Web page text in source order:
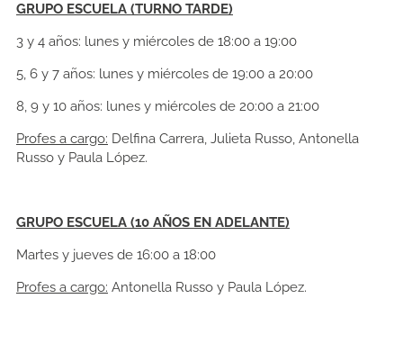
GRUPO ESCUELA (TURNO TARDE)
3 y 4 años: lunes y miércoles de 18:00 a 19:00
5, 6 y 7 años: lunes y miércoles de 19:00 a 20:00
8, 9 y 10 años: lunes y miércoles de 20:00 a 21:00
Profes a cargo: Delfina Carrera, Julieta Russo, Antonella
Russo y Paula López.
GRUPO ESCUELA (10 AÑOS EN ADELANTE)
Martes y jueves de 16:00 a 18:00
Profes a cargo: Antonella Russo y Paula López.